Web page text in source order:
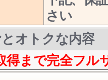
さい
オトクな内容
得まで完全フル